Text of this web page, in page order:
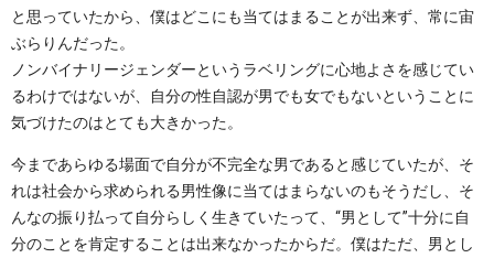
と思っていたから、僕はどこにも当てはまることが出来ず、常に宙
ぶらりんだった。
ノンバイナリージェンダーというラベリングに心地よさを感じてい
るわけではないが、自分の性自認が男でも女でもないということに
気づけたのはとても大きかった。
今まであらゆる場面で自分が不完全な男であると感じていたが、そ
れは社会から求められる男性像に当てはまらないのもそうだし、そ
んなの振り払って自分らしく生きていたって、“男として”十分に自
分のことを肯定することは出来なかったからだ。僕はただ、男とし